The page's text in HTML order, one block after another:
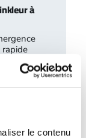
le contenu
à
rapide